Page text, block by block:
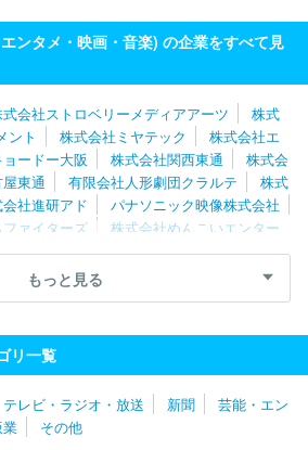
Ａ ＭＯＶＩＥ株式会社
株式会社文化工
ク・シーエフピー
株式会社テレビマンユ
ンタメ・映画・音楽) の企業をすべて見
会社ストロベリーメディアアーツ
株式
ント
株式会社ミヤテック
株式会社エ
ードー大阪 株式会社関西東通
株式会
東通 有限会社人形劇団クラルテ
株式
社進研アド
パナソニック映像株式会社
ァイターズ
株式会社めんこいエンター
座
株式会社ソニー・ミュージックエン
社ユーフィールド
株式会社バンダイナム
会社
株式会社エネット
株式会社ジー
株式会社ｄｒａｗｉｚ
社デジタルエッグ
株式会社二番工房
サンライズプロモーション
もっと見る
リ一覧
テレビ・ラジオ・放送 新聞
芸能・エン
その他